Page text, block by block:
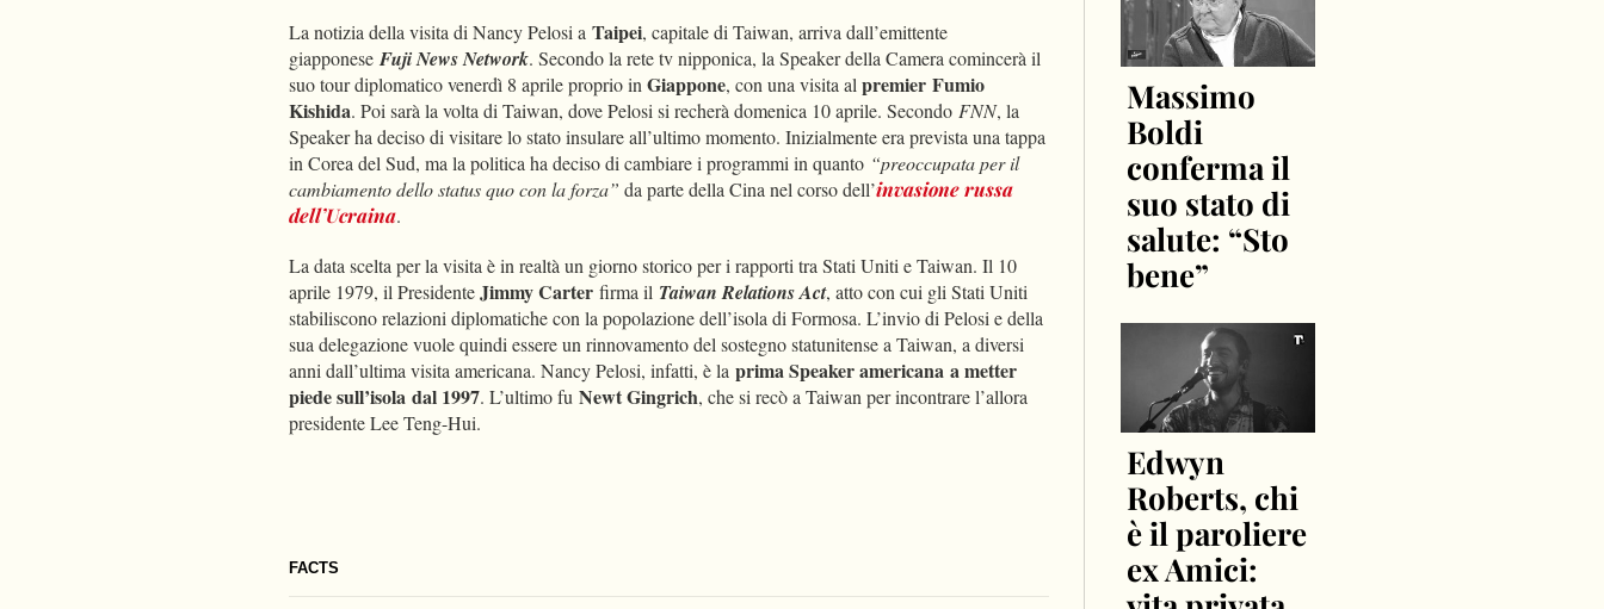
FACTS
La notizia della visita di Nancy Pelosi a Taipei, capitale di Taiwan, arriva dall’emittente
giapponese Fuji News Network. Secondo la rete tv nipponica, la Speaker della Camera comincerà il
suo tour diplomatico venerdì 8 aprile proprio inGiappone, con una visita alpremier Fumio
Kishida. Poi sarà la volta di Taiwan, dove Pelosi si recherà domenica 10 aprile. Secondo FNN, la
Speaker ha deciso di visitare lo stato insulare all’ultimo momento. Inizialmente era prevista una tappa
in Corea del Sud, ma la politica ha deciso di cambiare i programmi in quanto “preoccupata per il
cambiamento dello status quo con la forza” da parte della Cina nel corso dell’invasione russa
dell’Ucraina.
La data scelta per la visita è in realtà un giorno storico per i rapporti tra Stati Uniti e Taiwan. Il 10
aprile 1979, il PresidenteJimmy Carter firma il Taiwan Relations Act, atto con cui gli Stati Uniti
stabiliscono relazioni diplomatiche con la popolazione dell’isola di Formosa. L’invio di Pelosi e della
sua delegazione vuole quindi essere un rinnovamento del sostegno statunitense a Taiwan, a diversi
anni dall’ultima visita americana. Nancy Pelosi, infatti, è la prima Speaker americana a metter
piede sull’isola dal 1997. L’ultimo fu Newt Gingrich, che si recò a Taiwan per incontrare l’allora
presidente Lee Teng-Hui.
Massimo
Boldi
conferma il
suo stato di
salute: “Sto
bene”
Edwyn
Roberts, chi
è il paroliere
ex Amici: